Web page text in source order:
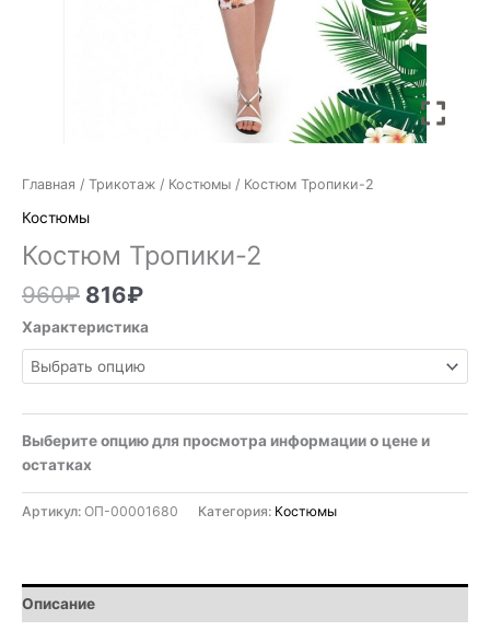
Главная / Трикотаж / Костюмы / Костюм Тропики-2
Костюмы
Костюм Тропики-2
960₽ 816₽
Характеристика
Выберите опцию для просмотра информации о цене и
остатках
Артикул: ОП-00001680 Категория: Костюмы
Описание